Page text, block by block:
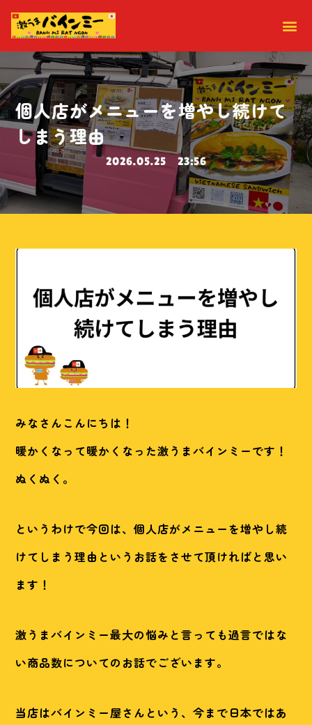
個人店がメニューを増やし続けて
しまう理由
2026.05.25 23:56
みなさんこんにちは！
暖かくなって暖かくなった激うまバインミーです！
ぬくぬく。
というわけで今回は、個人店がメニューを増やし続
けてしまう理由というお話をさせて頂ければと思い
ます！
激うまバインミー最大の悩みと言っても過言ではな
い商品数についてのお話でございます。
当店はバインミー屋さんという、今まで日本ではあ